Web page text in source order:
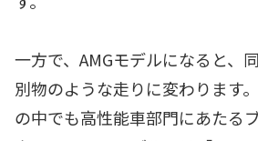
一方で、AMGモデルになると、
別物のような走りに変わります
の中でも高性能車部門にあたる